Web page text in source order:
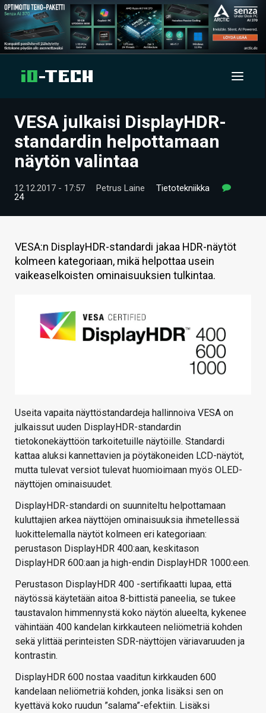
UUTISET
ARTIKKELIT
VIDEOT
HINTA.FI
KAUPPA
VESA julkaisi DisplayHDR-
standardin helpottamaan
näytön valintaa
12.12.2017 - 17:57 Petrus Laine
Tietotekniikka
24
VESA:n DisplayHDR-standardi jakaa HDR-näytöt
kolmeen kategoriaan, mikä helpottaa usein
vaikeaselkoisten ominaisuuksien tulkintaa.
Useita vapaita näyttöstandardeja hallinnoiva VESA on
julkaissut uuden DisplayHDR-standardin
tietokonekäyttöön tarkoitetuille näytöille. Standardi
kattaa aluksi kannettavien ja pöytäkoneiden LCD-näytöt,
mutta tulevat versiot tulevat huomioimaan myös OLED-
näyttöjen ominaisuudet.
DisplayHDR-standardi on suunniteltu helpottamaan
kuluttajien arkea näyttöjen ominaisuuksia ihmetellessä
luokittelemalla näytöt kolmeen eri kategoriaan:
perustason DisplayHDR 400:aan, keskitason
DisplayHDR 600:aan ja high-endin DisplayHDR 1000:een.
Perustason DisplayHDR 400 -sertifikaatti lupaa, että
näytössä käytetään aitoa 8-bittistä paneelia, se tukee
taustavalon himmennystä koko näytön alueelta, kykenee
vähintään 400 kandelan kirkkauteen neliömetriä kohden
sekä ylittää perinteisten SDR-näyttöjen väriavaruuden ja
kontrastin.
DisplayHDR 600 nostaa vaaditun kirkkauden 600
kandelaan neliömetriä kohden, jonka lisäksi sen on
kyettävä koko ruudun ”salama”-efektiin. Lisäksi